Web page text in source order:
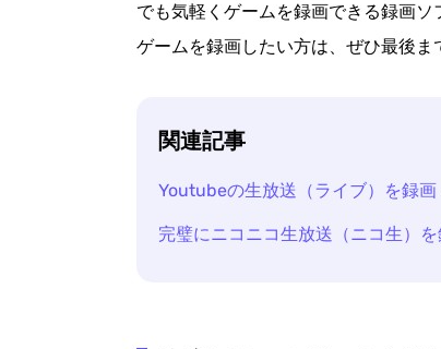
でも気軽くゲームを録画できる録画ソ
ゲームを録画したい方は、ぜひ最後ま
関連記事
Youtubeの生放送（ライブ）を録
完璧にニコニコ生放送（ニコ生）